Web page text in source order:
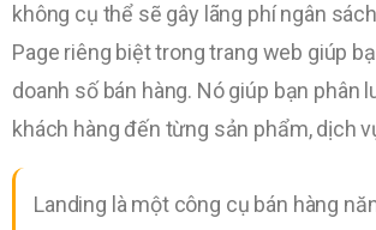
không cụ thể sẽ gây lãng phí ngân
Page riêng biệt trong trang web giúp
doanh số bán hàng. Nó giúp bạn phân
khách hàng đến từng sản phẩm, dịch
Landing là một công cụ bán hàng